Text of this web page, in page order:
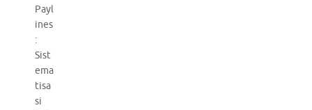
Payl
ines
:
Sist
ema
tisa
si